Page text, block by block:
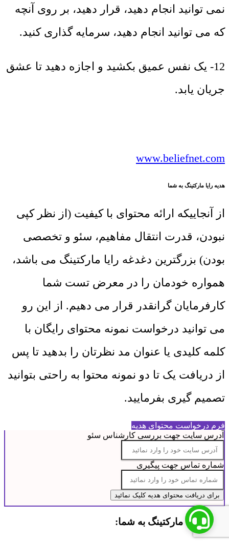
نمی توانید انجام دهید، قرار دهید، بر روی آنچه
که می توانید انجام دهید، سرمایه گذاری کنید.
12- یک نفس عمیق بکشید و اجازه دهید تا عشق
جریان یابد.
www.beliefnet.com
هدیه رایا مارکتینگ به شما
از آنجاییکه ارائه محتوای با کیفیت (از نظر کپی
نبودن، قدرت انتقال مفاهیم، سئو و تخصصی
بودن) بزرگترین دغدغه رایا مارکتینگ می باشد،
همواره خودمان را در معرض تست شما
کارفرمایان گرانقدر قرار می دهیم. از این رو
می توانید درخواست نمونه محتوای رایگان با
کلمه کلیدی یا عنوان مد نظرتان را بدهید تا پس
از دریافت یک تا دو نمونه محتوا به راحتی بتوانید
تصمیم گیری بفرمایید.
فرم درخواست محتوای هدیه
آدرس سایت جهت بررسی کارشناس سئو
شماره تماس جهت پیگیری
توصیه رایا مارکتینگ به شما: